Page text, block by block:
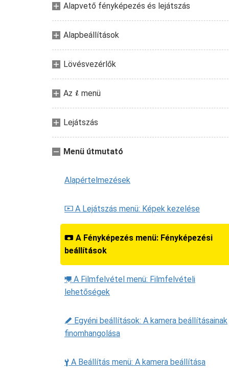
Alapvető fényképezés és lejátszás
Alapbeállítások
Lövésvezérlők
Az i menü
Lejátszás
Menü útmutató
Alapértelmezések
D A Lejátszás menü: Képek kezelése
C A Fényképezés menü: Fényképezési
beállítások
1 A Filmfelvétel menü: Filmfelvételi
lehetőségek
A Egyéni beállítások: A kamera beállításainak
finomhangolása
B A Beállítás menü: A kamera beállítása